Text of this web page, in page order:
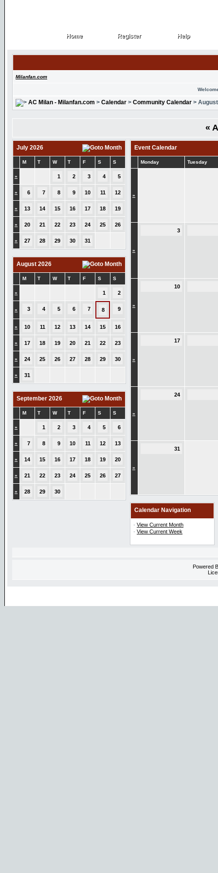
Home
Home Register
Register Help
Help
Milanfan.com
AC Milan - Milanfan.com > Calendar > Community Calendar >
«
July 2026
M T W T F S S
» 1 2 3 4 5
» 6 7 8 9 10 11 12
» 13 14 15 16 17 18 19
» 20 21 22 23 24 25 26
» 27 28 29 30 31
August 2026
M T W T F S S
» 1 2
» 3 4 5 6 7 8 9
» 10 11 12 13 14 15 16
» 17 18 19 20 21 22 23
» 24 25 26 27 28 29 30
» 31
September 2026
M T W T F S S
» 1 2 3 4 5 6
» 7 8 9 10 11 12 13
» 14 15 16 17 18 19 20
» 21 22 23 24 25 26 27
» 28 29 30
Event Calendar
Monday Tuesday
»
»
3
»
10
»
17
»
24
»
31
Calendar Navigation
· View Current Month
· View Current Week
Powered